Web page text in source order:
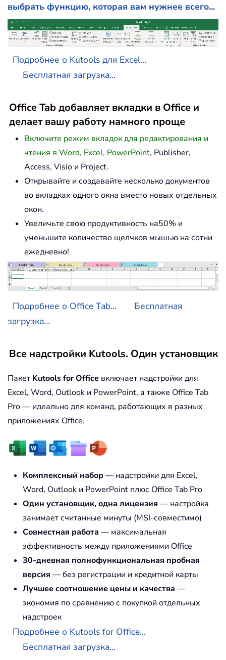
выбрать функцию, которая вам нужнее всего...
Подробнее о Kutools для Excel...
Бесплатная загрузка...
Office Tab добавляет вкладки в Office и
делает вашу работу намного проще
Включите режим вкладок для редактирования и
чтения в Word, Excel, PowerPoint, Publisher,
Access, Visio и Project.
Открывайте и создавайте несколько документов
во вкладках одного окна вместо новых отдельных
окон.
Увеличьте свою продуктивность на50% и
уменьшите количество щелчков мышью на сотни
ежедневно!
Подробнее о Office Tab...
Бесплатная
загрузка...
Все надстройки Kutools. Один установщик
Пакет Kutools for Office включает надстройки для
Excel, Word, Outlook и PowerPoint, а также Office Tab
Pro — идеально для команд, работающих в разных
приложениях Office.
Комплексный набор — надстройки для Excel,
Word, Outlook и PowerPoint плюс Office Tab Pro
Один установщик, одна лицензия — настройка
занимает считанные минуты (MSI-совместимо)
Совместная работа — максимальная
эффективность между приложениями Office
30-дневная полнофункциональная пробная
версия — без регистрации и кредитной карты
Лучшее соотношение цены и качества —
экономия по сравнению с покупкой отдельных
надстроек
Подробнее о Kutools for Office...
Бесплатная загрузка...